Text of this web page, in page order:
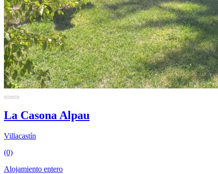
La Casona Alpau
Villacastín
(0)
Alojamiento entero